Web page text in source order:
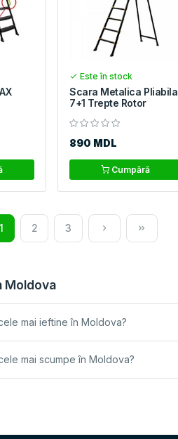
Este în stock
Scara Metalica Pliabila
7+1 Trepte Rotor
890 MDL
Cumpără
1 2 3
Moldova
mai ieftine în Moldova?
mai scumpe în Moldova?